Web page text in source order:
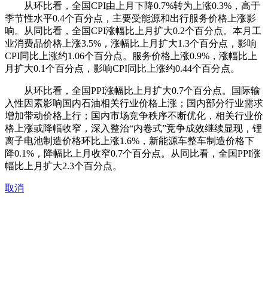
从环比看，全国CPI由上月下降0.7%转为上涨0.3%，高于
季节性水平0.4个百分点，主要受能源和出行服务价格上涨影
响。从同比看，全国CPI涨幅比上月扩大0.2个百分点。本月工
业消费品价格上涨3.5%，涨幅比上月扩大1.3个百分点，影响
CPI同比上涨约1.06个百分点。服务价格上涨0.9%，涨幅比上
月扩大0.1个百分点，影响CPI同比上涨约0.44个百分点。
从环比看，全国PPI涨幅比上月扩大0.7个百分点。国际输
入性因素影响国内石油相关行业价格上涨；国内部分行业需求
增加带动价格上行；国内市场竞争秩序不断优化，相关行业价
格上涨或降幅收窄，深入整治“内卷式”竞争成效继续显现，锂
离子电池制造价格环比上涨1.6%，新能源车整车制造价格下
降0.1%，降幅比上月收窄0.7个百分点。从同比看，全国PPI涨
幅比上月扩大2.3个百分点。
取消